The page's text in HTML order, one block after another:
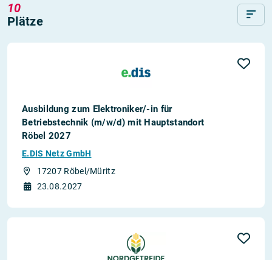
10
Plätze
Ausbildung zum Elektroniker/-in für
Betriebstechnik (m/w/d) mit Hauptstandort
Röbel 2027
E.DIS Netz GmbH
17207 Röbel/Müritz
23.08.2027